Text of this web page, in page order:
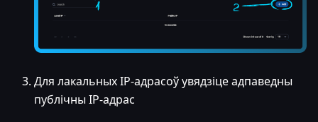
Для лакальных IP-адрасоў увядзіце адпаведны
публічны IP-адрас